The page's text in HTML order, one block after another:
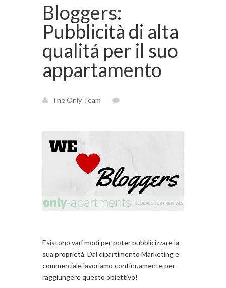
Bloggers:
Pubblicità di alta
qualitá per il suo
appartamento
The Only Team
Esistono vari modi per poter pubblicizzare la
sua proprietà. Dal dipartimento Marketing e
commerciale lavoriamo continuamente per
raggiungere questo obiettivo!